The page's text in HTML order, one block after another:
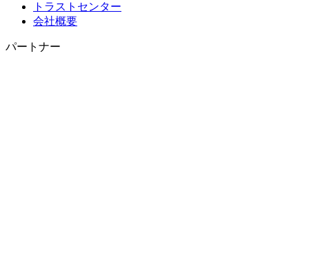
トラストセンター
会社概要
パートナー